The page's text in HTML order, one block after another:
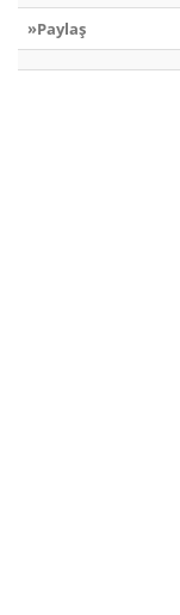
»Paylaş